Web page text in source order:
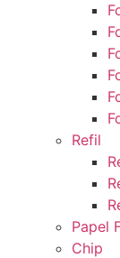
Refil
Papel
Chip